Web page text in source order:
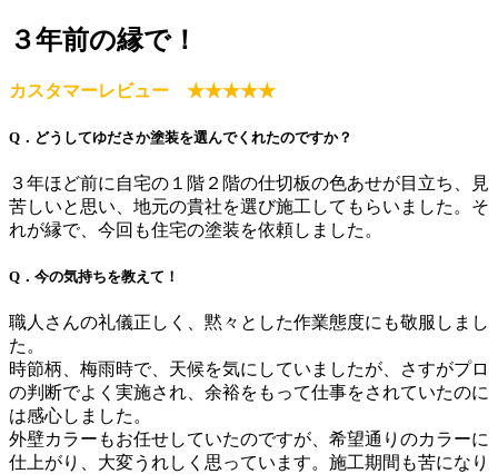
３年前の縁で！
カスタマーレビュー ★★★★★
Q．どうしてゆださか塗装を選んでくれたのですか？
３年ほど前に自宅の１階２階の仕切板の色あせが目立ち、見
苦しいと思い、地元の貴社を選び施工してもらいました。そ
れが縁で、今回も住宅の塗装を依頼しました。
Q．今の気持ちを教えて！
職人さんの礼儀正しく、黙々とした作業態度にも敬服しまし
た。
時節柄、梅雨時で、天候を気にしていましたが、さすがプロ
の判断でよく実施され、余裕をもって仕事をされていたのに
は感心しました。
外壁カラーもお任せしていたのですが、希望通りのカラーに
仕上がり、大変うれしく思っています。施工期間も苦になり